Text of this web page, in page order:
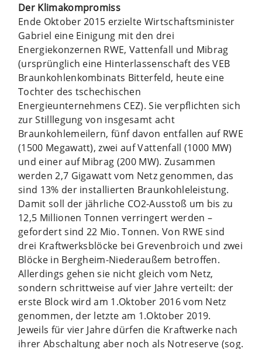
Der Klimakompromiss
Ende Oktober 2015 erzielte Wirtschaftsminister
Gabriel eine Einigung mit den drei
Energiekonzernen RWE, Vattenfall und Mibrag
(ursprünglich eine Hinterlassenschaft des VEB
Braunkohlenkombinats Bitterfeld, heute eine
Tochter des tschechischen
Energieunternehmens CEZ). Sie verpflichten sich
zur Stilllegung von insgesamt acht
Braunkohlemeilern, fünf davon entfallen auf RWE
(1500 Megawatt), zwei auf Vattenfall (1000 MW)
und einer auf Mibrag (200 MW). Zusammen
werden 2,7 Gigawatt vom Netz genommen, das
sind 13% der installierten Braunkohleleistung.
Damit soll der jährliche CO2-Ausstoß um bis zu
12,5 Millionen Tonnen verringert werden –
gefordert sind 22 Mio. Tonnen. Von RWE sind
drei Kraftwerksblöcke bei Grevenbroich und zwei
Blöcke in Bergheim-Niederaußem betroffen.
Allerdings gehen sie nicht gleich vom Netz,
sondern schrittweise auf vier Jahre verteilt: der
erste Block wird am 1.Oktober 2016 vom Netz
genommen, der letzte am 1.Oktober 2019.
Jeweils für vier Jahre dürfen die Kraftwerke nach
ihrer Abschaltung aber noch als Notreserve (sog.